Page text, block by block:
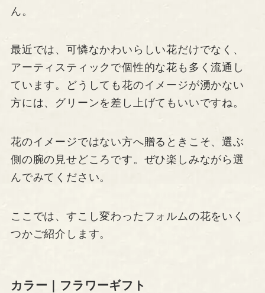
ん。
最近では、可憐なかわいらしい花だけでなく、
アーティスティックで個性的な花も多く流通し
ています。どうしても花のイメージが湧かない
方には、グリーンを差し上げてもいいですね。
花のイメージではない方へ贈るときこそ、選ぶ
側の腕の見せどころです。ぜひ楽しみながら選
んでみてください。
ここでは、すこし変わったフォルムの花をいく
つかご紹介します。
カラー｜フラワーギフト